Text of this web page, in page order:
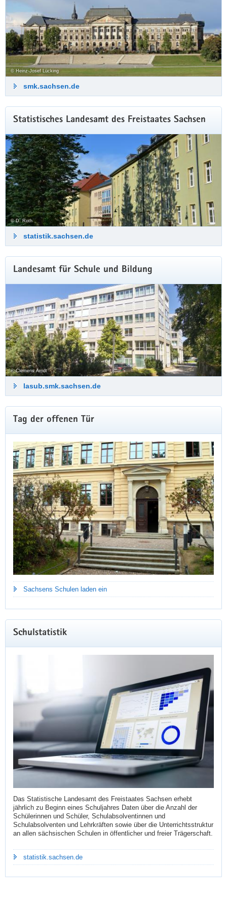
© Heinz-Josef Lücking
smk.sachsen.de
Statistisches Landesamt des Freistaates Sachsen
© D. Roth
statistik.sachsen.de
Landesamt für Schule und Bildung
© Clemens Arndt
lasub.smk.sachsen.de
Information
Tag der offenen Tür
Sachsens Schulen laden ein
Schulstatistik
Das Statistische Landesamt des Freistaates Sachsen erhebt
jährlich zu Beginn eines Schuljahres Daten über die Anzahl der
Schülerinnen und Schüler, Schulabsolventinnen und
Schulabsolventen und Lehrkräften sowie über die Unterrichtsstruktur
an allen sächsischen Schulen in öffentlicher und freier Trägerschaft.
statistik.sachsen.de